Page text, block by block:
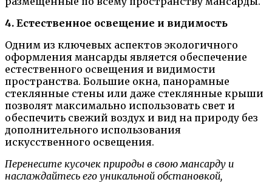
4. Естественное освещение и видимость
Одним из ключевых аспектов экологичного
оформления мансарды является обеспечение
естественного освещения и видимости
пространства. Большие окна, панорамные
стеклянные стены или даже стеклянные крыши
позволят максимально использовать свет и
обеспечить свежий воздух и вид на природу без
дополнительного использования
искусственного освещения.
Перенесите кусочек природы в свою мансарду и
наслаждайтесь его уникальной обстановкой,